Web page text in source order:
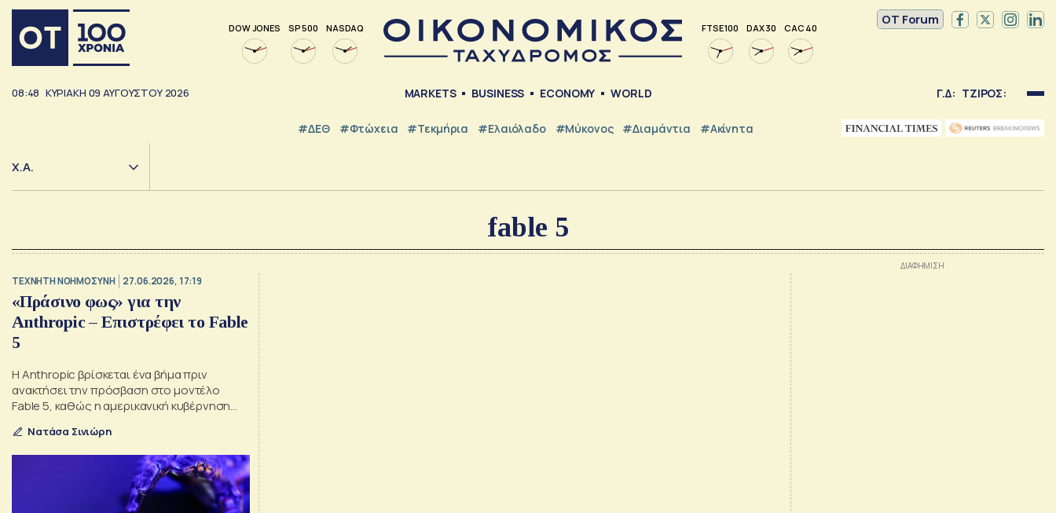
DOW JONES SP 500 NASDAQ FTSE 100 DAX 30 CAC 40
OT Forum
08:48 ΚΥΡΙΑΚΗ 09 ΑΥΓΟΥΣΤΟΥ 2026 MARKETS BUSINESS ECONOMY WORLD Γ.Δ: ΤΖΙΡΟΣ:
#ΔΕΘ #Φτώχεια #Τεκμήρια #Ελαιόλαδο #Μύκονος #Διαμάντια #Ακίνητα
Χ.Α.
fable 5
TΕΧΝΗΤΗ ΝΟΗΜΟΣΥΝΗ 27.06.2026, 17:19
«Πράσινο φως» για την
Anthropic – Επιστρέφει το Fable
5
Η Anthropic βρίσκεται ένα βήμα πριν
ανακτήσει την πρόσβαση στο μοντέλο
Fable 5, καθώς η αμερικανική κυβέρνηση
είχαν επιβληθεί για λόγους εθνικής
ασφάλειας
Νατάσα Σινιώρη